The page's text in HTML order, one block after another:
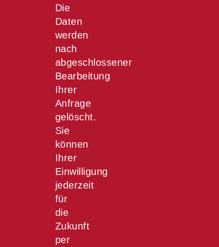
Die
Daten
werden
nach
abgeschlossener
Bearbeitung
Ihrer
Anfrage
gelöscht.
Sie
können
Ihrer
Einwilligung
jederzeit
für
die
Zukunft
per